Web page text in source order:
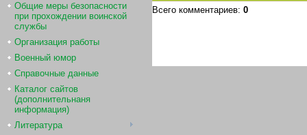
Общие меры безопасности
при прохождении воинской
службы
Организация работы
Военный юмор
Справочные данные
Каталог сайтов
(дополнительнаня
информация)
Литература
Всего комментариев: 0